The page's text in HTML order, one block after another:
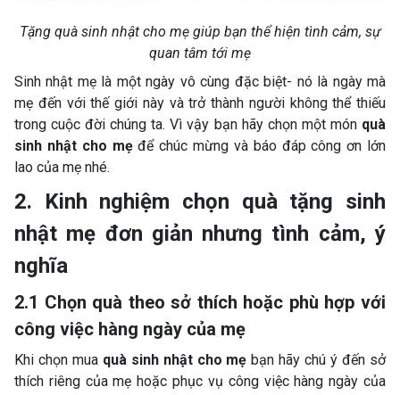
Tặng quà sinh nhật cho mẹ giúp bạn thể hiện tình cảm, sự
quan tâm tới mẹ
Sinh nhật mẹ là một ngày vô cùng đặc biệt- nó là ngày mà
mẹ đến với thế giới này và trở thành người không thể thiếu
trong cuộc đời chúng ta. Vì vậy bạn hãy chọn một món quà
sinh nhật cho mẹđể chúc mừng và báo đáp công ơn lớn
lao của mẹ nhé.
2. Kinh nghiệm chọn quà tặng sinh
nhật mẹ đơn giản nhưng tình cảm, ý
nghĩa
2.1 Chọn quà theo sở thích hoặc phù hợp với
công việc hàng ngày của mẹ
Khi chọn mua quà sinh nhật cho mẹ bạn hãy chú ý đến sở
thích riêng của mẹ hoặc phục vụ công việc hàng ngày của